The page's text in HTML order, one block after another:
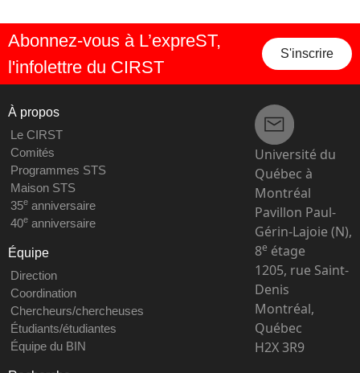
Abonnez-vous à L’expreST,
l'infolettre du CIRST
S'inscrire
À propos
Le CIRST
Comités
Programmes STS
Maison STS
35eanniversaire
40eanniversaire
Équipe
Direction
Coordination
Chercheurs/chercheuses
Étudiants/étudiantes
Équipe du BIN
Université du
Québec à
Montréal
Pavillon Paul-
Gérin-Lajoie (N),
8e étage
1205, rue Saint-
Denis
Montréal,
Québec
H2X 3R9